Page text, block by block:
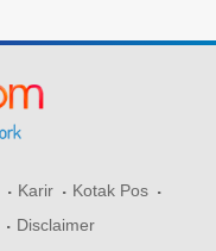
Karir
Kotak Pos
Disclaimer